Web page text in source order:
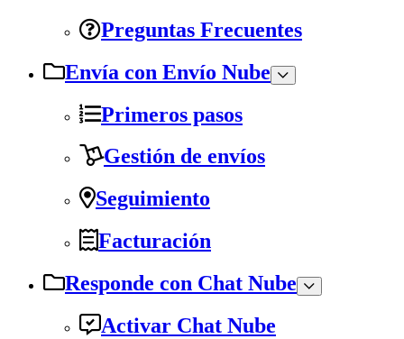
Preguntas Frecuentes
Envía con Envío Nube
Primeros pasos
Gestión de envíos
Seguimiento
Facturación
Responde con Chat Nube
Activar Chat Nube